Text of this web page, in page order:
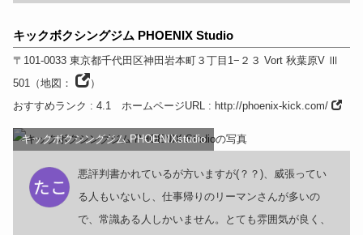
キックボクシングジム PHOENIX Studio
〒101-0033 東京都千代田区神田岩本町３丁目1−２３ Vort 秋葉原V Ⅲ
501（地図：
）
おすすめランク : 4.1 ホームページURL: http://phoenix-kick.com/
キックボクシングジム PHOENIXstudio
悪評判書かれているが方いますが(？？)、威張ってい
る人もいないし、仕事帰りのリーマンさんが多いの
で、常識ある人しかいません。とても雰囲気が良く、